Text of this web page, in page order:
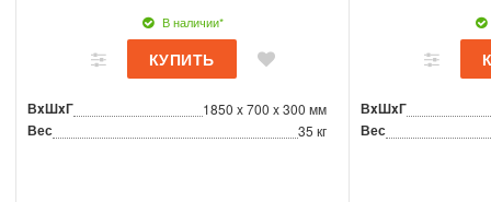
В наличии*
ВxШxГ 1850 x 700 x 300 мм
Вес 35 кг
ВxШxГ
Вес